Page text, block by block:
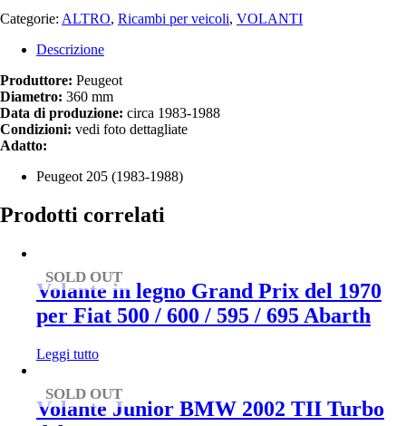
Categorie: ALTRO, Ricambi per veicoli, VOLANTI
Descrizione
Produttore: Peugeot
Diametro: 360 mm
Data di produzione: circa 1983-1988
Condizioni: vedi foto dettagliate
Adatto:
Peugeot 205 (1983-1988)
Prodotti correlati
SOLD OUT
Volante in legno Grand Prix del 1970
per Fiat 500 / 600 / 595 / 695 Abarth
Leggi tutto
SOLD OUT
Volante Junior BMW 2002 TII Turbo